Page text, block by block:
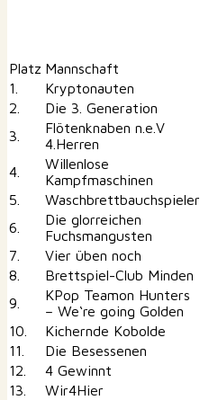
Platz Mannschaft
1.
Kryptonauten
2.
Die 3. Generation
3.
Flötenknaben n.e.V
4.Herren
4.
Willenlose
Kampfmaschinen
5.
Waschbrettbauchspieler
6.
Die glorreichen
Fuchsmangusten
7.
Vier üben noch
8.
Brettspiel-Club Minden
9.
KPop Teamon Hunters
– We‘re going Golden
10.
Kichernde Kobolde
11.
Die Besessenen
12.
4 Gewinnt
13.
Wir4Hier